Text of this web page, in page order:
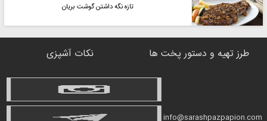
تازه نگه داشتن گوشت بریان
طرز تهیه و دستور پخت ها نکات آشپزی
info@sarashpazpapion.com